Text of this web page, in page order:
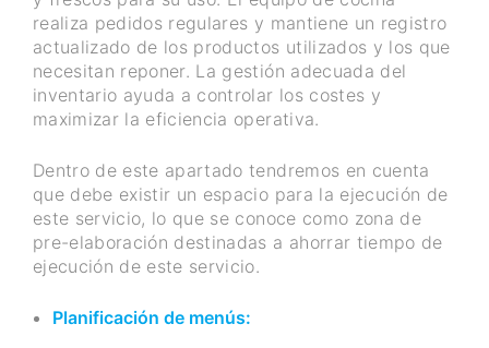
realiza pedidos regulares y mantiene un registro
actualizado de los productos utilizados y los que
necesitan reponer. La gestión adecuada del
inventario ayuda a controlar los costes y
maximizar la eficiencia operativa.
Dentro de este apartado tendremos en cuenta
que debe existir un espacio para la ejecución de
este servicio, lo que se conoce como zona de
pre-elaboración destinadas a ahorrar tiempo de
ejecución de este servicio.
Planificación de menús: